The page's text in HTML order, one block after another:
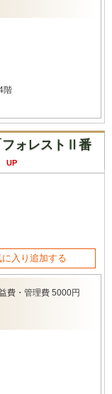
階
フォレストⅡ番
UP
に入り追加する
費・管理費 5000円